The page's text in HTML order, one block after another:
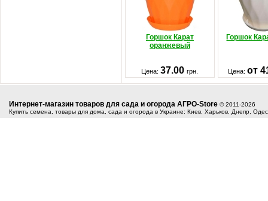
Горшок Карат
оранжевый
Горшок
Цена:37.00грн. Цена: от
Интернет-магазин товаров для сада и огорода АГРО-Store © 2011-2026
Купить семена, товары для дома, сада и огорода в Украине: Киев, Харьков, Днепр,